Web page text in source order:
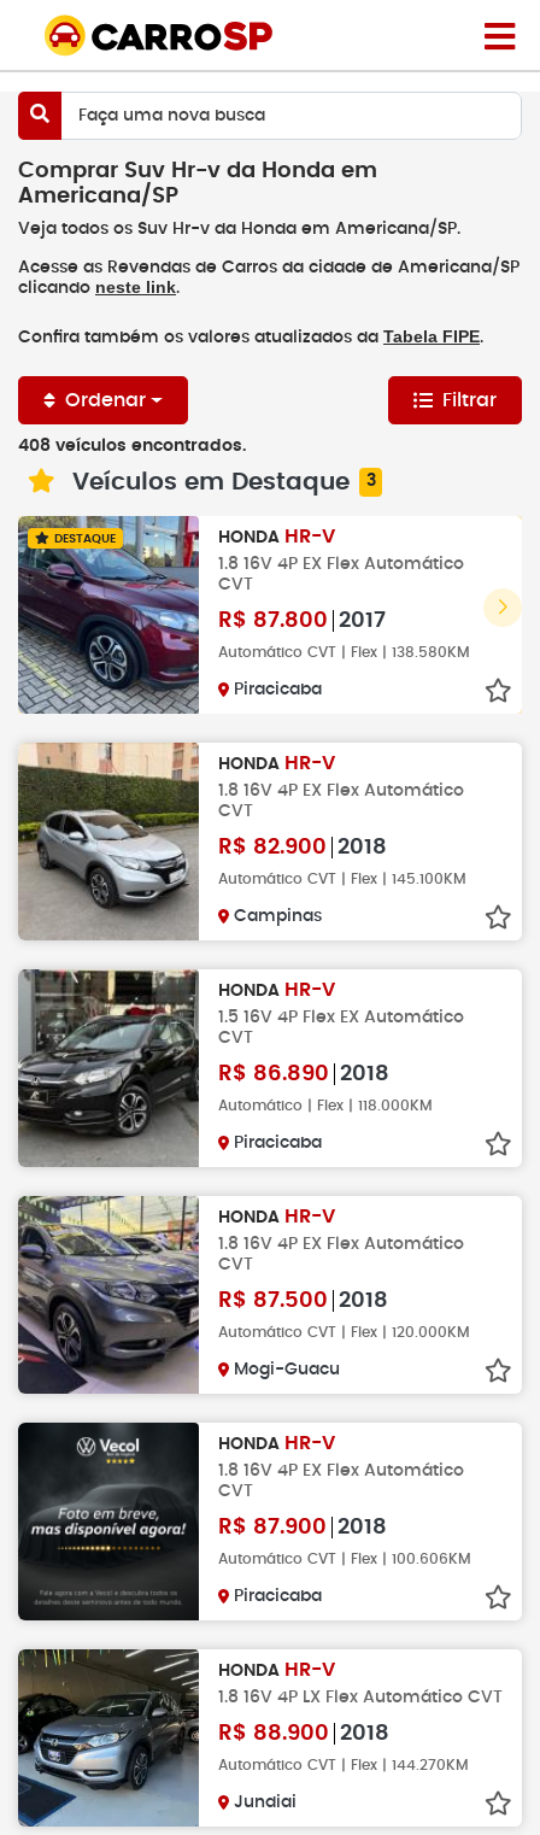
Faça uma nova busca
Comprar Suv Hr-v da Honda em
Americana/SP
Veja todos os Suv Hr-v da Honda em Americana/SP.
Acesse as Revendas de Carros da cidade de Americana/SP
clicando neste link.
Confira também os valores atualizados da Tabela FIPE.
Ordenar Filtrar
408 veículos encontrados.
Veículos em Destaque 3
DESTAQUE HONDA HR-V
1.8 16V 4P EX Flex Automático
CVT
R$ 87.800 2017
Automático CVT | Flex | 138.580KM
Piracicaba
HONDA HR-V
1.8 16V 4P EX Flex Automático
CVT
R$ 82.900 2018
Automático CVT | Flex | 145.100KM
Campinas
HONDA HR-V
1.5 16V 4P Flex EX Automático
CVT
R$ 86.890 2018
Automático | Flex | 118.000KM
Piracicaba
HONDA HR-V
1.8 16V 4P EX Flex Automático
CVT
R$ 87.500 2018
Automático CVT | Flex | 120.000KM
Mogi-Guacu
HONDA HR-V
1.8 16V 4P EX Flex Automático
CVT
R$ 87.900 2018
Automático CVT | Flex | 100.606KM
Piracicaba
HONDA HR-V
1.8 16V 4P LX Flex Automático CVT
R$ 88.900 2018
Automático CVT | Flex | 144.270KM
Jundiai